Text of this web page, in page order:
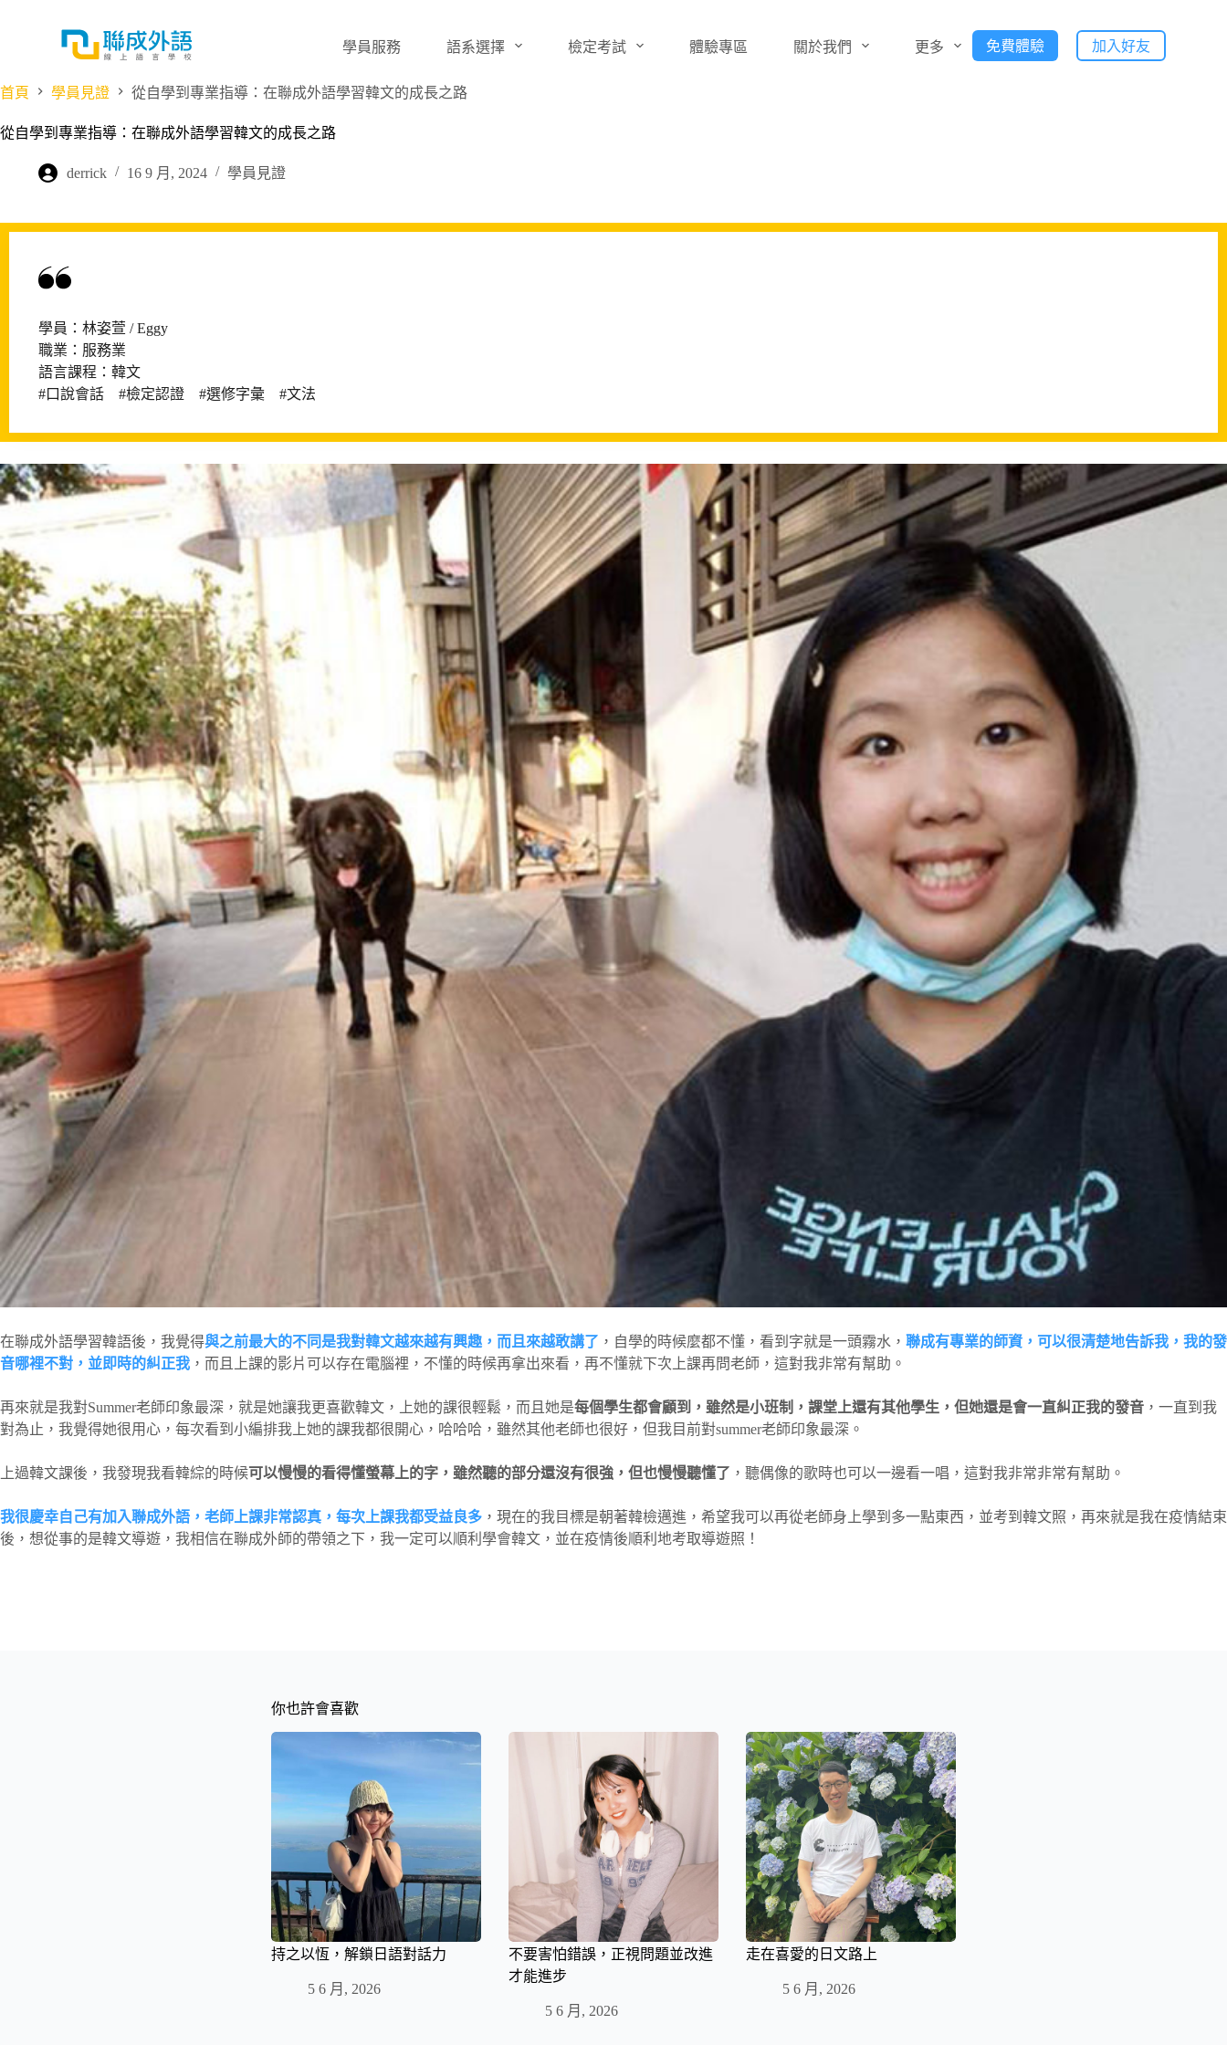
要
容
學員服務 語系選擇 檢定考試 體驗專區 關於我們 更多 免費體驗 加入好友
首頁 學員見證 從自學到專業指導：在聯成外語學習韓文的成長之路
從自學到專業指導：在聯成外語學習韓文的成長之路
derrick 16 9 月, 2024 學員見證
學員：林姿萱 / Eggy
職業：服務業
語言課程：韓文
#口說會話 #檢定認證 #選修字彙 #文法
在聯成外語學習韓語後，我覺得與之前最大的不同是我對韓文越來越有興趣，而且來越敢講了 ，自學的時候麼都不懂，看到字就是一頭霧水， 聯成有專業的師資，可以很清楚地告訴我，我的發
音哪裡不對，並即時的糾正我 ，而且上課的影片可以存在電腦裡，不懂的時候再拿出來看，再不懂就下次上課再問老師，這對我非常有幫助。
再來就是我對Summer老師印象最深，就是她讓我更喜歡韓文，上她的課很輕鬆，而且她是每個學生都會顧到，雖然是小班制，課堂上還有其他學生，但她還是會一直糾正我的發音 ，一直到我
對為止，我覺得她很用心，每次看到小編排我上她的課我都很開心，哈哈哈，雖然其他老師也很好，但我目前對summer老師印象最深。
上過韓文課後，我發現我看韓綜的時候可以慢慢的看得懂螢幕上的字，雖然聽的部分還沒有很強，但也慢慢聽懂了 ，聽偶像的歌時也可以一邊看一唱，這對我非常非常有幫助。
我很慶幸自己有加入聯成外語，老師上課非常認真，每次上課我都受益良多 ，現在的我目標是朝著韓檢邁進，希望我可以再從老師身上學到多一點東西，並考到韓文照，再來就是我在疫情結束
後，想從事的是韓文導遊，我相信在聯成外師的帶領之下，我一定可以順利學會韓文，並在疫情後順利地考取導遊照！
你也許會喜歡
持之以恆，解鎖日語對話力
5 6 月, 2026
不要害怕錯誤，正視問題並改進
才能進步
5 6 月, 2026
走在喜愛的日文路上
5 6 月, 2026